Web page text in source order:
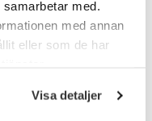
med.
med annan
eller som de har
Visa detaljer
enligt
Practice